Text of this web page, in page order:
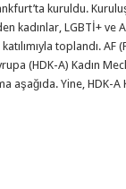
kuruldu.
kadınlar, LGBTİ+ ve
toplandı. AF
(HDK-A) Kadın
aşağıda. Yine, HDK-A